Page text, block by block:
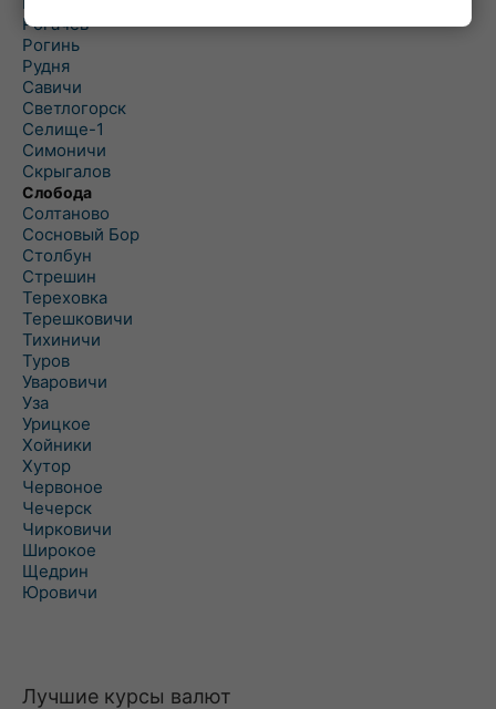
Рогачев
Рогинь
Рудня
Савичи
Светлогорск
Селище-1
Симоничи
Скрыгалов
Слобода
Солтаново
Сосновый Бор
Столбун
Стрешин
Тереховка
Терешковичи
Тихиничи
Туров
Уваровичи
Уза
Урицкое
Хойники
Хутор
Червоное
Чечерск
Чирковичи
Широкое
Щедрин
Юровичи
Лучшие курсы валют